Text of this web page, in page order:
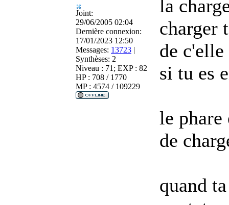
Joint:
29/06/2005 02:04
Dernière connexion:
17/01/2023 12:50
Messages: 13723 |
Synthèses: 2
Niveau : 71; EXP : 82
HP : 708 / 1770
MP : 4574 / 109229
la
charger
de
si tu es
le phare
de
quand